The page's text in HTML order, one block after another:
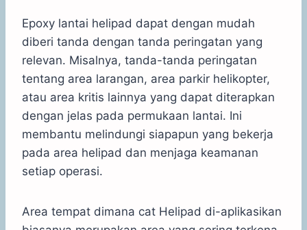
Epoxy lantai helipad dapat dengan mudah
diberi tanda dengan tanda peringatan yang
relevan. Misalnya, tanda-tanda peringatan
tentang area larangan, area parkir helikopter,
atau area kritis lainnya yang dapat diterapkan
dengan jelas pada permukaan lantai. Ini
membantu melindungi siapapun yang bekerja
pada area helipad dan menjaga keamanan
setiap operasi.
Area tempat dimana cat Helipad di-aplikasikan